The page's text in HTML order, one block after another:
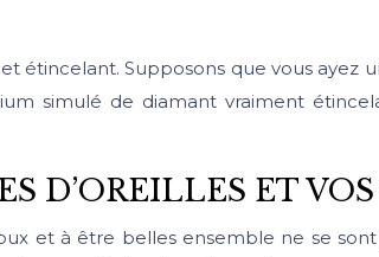
étincelant. Supposons que vous ayez
simulé de diamant vraiment
D’OREILLES ET
et à être belles ensemble ne se